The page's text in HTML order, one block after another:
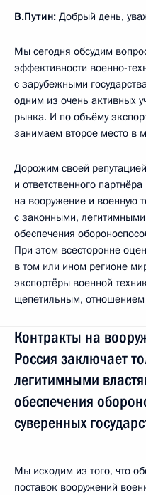
В.Путин: Добрый день,
Мы сегодня обсудим
эффективности военно-
с зарубежными
одним из очень активных
рынка. И по объёму
занимаем второе место в
Дорожим своей
и ответственного
на вооружение и военную
с законными,
обеспечения
При этом всесторонне
в том или ином регионе
экспортёры военной
щепетильным, отношением
Контракты на
Россия заключает
легитимными
обеспечения
суверенных
Мы исходим из того, что
поставок вооружений